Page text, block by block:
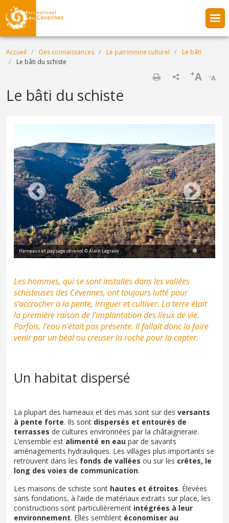
Aller au contenu principal
Fil d'Ariane
Accueil Des connaissances Le patrimoine culturel
Le bâti
Le bâti du schiste
-A
+A
Le bâti du schiste
Mas cévenol et petit pont de schiste © Alain Lagrave
Les hommes, qui se sont installés dans les vallées
schisteuses des Cévennes, ont toujours lutté pour
s’accrocher à la pente, irriguer et cultiver. La terre était
la première raison de l’implantation des lieux de vie.
Parfois, l’eau n’était pas présente. Il fallait donc la faire
venir par un béal ou creuser la roche pour la capter.
Un habitat dispersé
La plupart des hameaux et des mas sont sur des versants
à pente forte. Ils sont dispersés et entourés de
terrasses de cultures environnées par la châtaigneraie.
L’ensemble est alimenté en eau par de savants
aménagements hydrauliques. Les villages plus importants se
retrouvent dans les fonds de vallées ou sur les crêtes, le
long des voies de communication.
Les maisons de schiste sont hautes et étroites. Élevées
sans fondations, à l’aide de matériaux extraits sur place, les
constructions sont particulièrement intégrées à leur
environnement. Elles semblent économiser au